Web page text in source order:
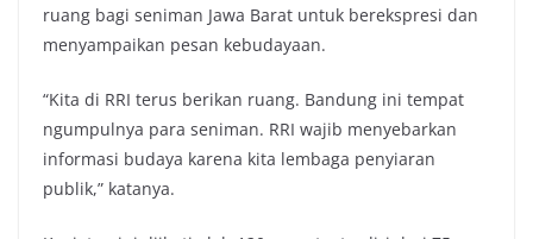
ruang bagi seniman Jawa Barat untuk berekspresi dan
menyampaikan pesan kebudayaan.
“Kita di RRI terus berikan ruang. Bandung ini tempat
ngumpulnya para seniman. RRI wajib menyebarkan
informasi budaya karena kita lembaga penyiaran
publik,” katanya.